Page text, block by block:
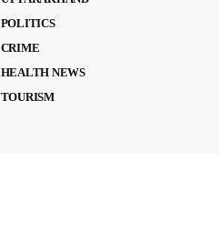
POLITICS
CRIME
HEALTH NEWS
TOURISM